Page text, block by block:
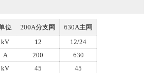
位 200A分支网
630A主网
kV 12
12/24
A 200
630
kV 45
45